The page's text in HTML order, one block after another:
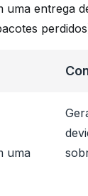
uma entrega
uma